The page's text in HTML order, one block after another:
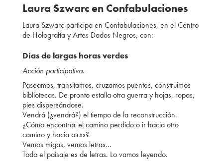
Laura Szwarcen Confabulaciones
Laura Szwarc participa en Confabulaciones, en el Centro
de Holografía y Artes Dados Negros, con:
Días de largas horas verdes
Acción participativa.
Paseamos, transitamos, cruzamos puentes, construimos
bibliotecas. De pronto estalla otra guerra y hojas, ropas,
pies dispersándose.
Vendrá (¿vendrá?) el tiempo de la reconstrucción.
¿Cómo encontrar el camino perdido o ir hacia otro
camino y hacia otrxs?
Vemos migas, vemos letras…
Todo el paisaje es de letras. Lo vamos leyendo.